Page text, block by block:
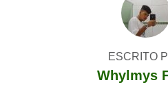
ESCRITO
Whylmys